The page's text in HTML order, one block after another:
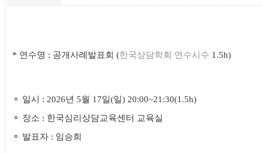
* 연수명 : 공개사례발표회 (한국상담학회 연수시수 1.5h)
⚬ 일시 : 2026년 5월 17일(일) 20:00~21:30(1.5h)
⚬ 장소 : 한국심리상담교육센터 교육실
⚬ 발표자 : 임승희